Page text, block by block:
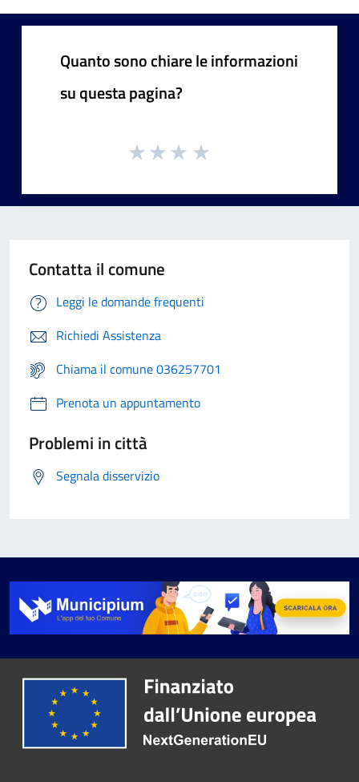
Quanto sono chiare le informazioni
su questa pagina?
Contatta il comune
Leggi le domande frequenti
Richiedi Assistenza
Chiama il comune 036257701
Prenota un appuntamento
Problemi in città
Segnala disservizio